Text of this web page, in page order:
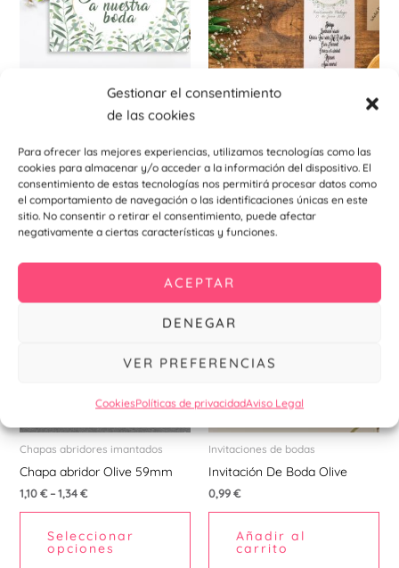
Gestionar el consentimiento
de las cookies
Para ofrecer las mejores experiencias, utilizamos tecnologías como las
cookies para almacenar y/o acceder a la información del dispositivo. El
consentimiento de estas tecnologías nos permitirá procesar datos como
el comportamiento de navegación o las identificaciones únicas en este
sitio. No consentir o retirar el consentimiento, puede afectar
negativamente a ciertas características y funciones.
ACEPTAR
DENEGAR
VER PREFERENCIAS
CookiesPolíticas de privacidadAviso Legal
Carteles indicativos para eventos
Cartel indicativo Olive
7,90 – 11,91
Seleccionar
opciones
variantes.
Las
opciones
pueden
elegir
en
la
página
de
producto
Minuta
0,60
Añadir al
carrito
Chapas abridores imantados
Chapa abridor Olive 59mm
1,10€–1,34€
Seleccionar
opciones
producto
tiene
variantes.
opciones
se
pueden
elegir
la
Invitaciones de bodas
Invitación De Boda Olive
0,99€
Añadir al
carrito